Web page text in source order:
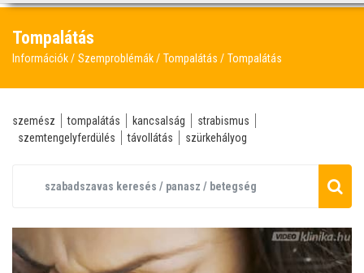
Tompalátás
Információk Szemproblémák Tompalátás Tompalátás
szemész tompalátás kancsalság
strabismus
szemtengelyferdülés
távollátás szürkehályog